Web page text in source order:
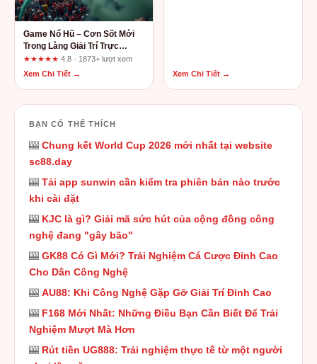
Game Nổ Hũ – Cơn Sốt Mới
Trong Làng Giải Trí Trực
Tuyến
★★★★★ 4.8 · 1873+ lượt xem
Xem Chi Tiết →
Xem Chi Tiết →
BẠN CÓ THỂ THÍCH
🎰 Chung kết World Cup 2026 mới nhất tại website
sc88.day
🎰 Tải app sunwin cần kiểm tra phiên bản nào trước
khi cài đặt
🎰 KJC là gì? Giải mã sức hút của cộng đồng công
nghệ đang "gây bão"
🎰 GK88 Có Gì Mới? Trải Nghiệm Cá Cược Đỉnh Cao
Cho Dân Công Nghệ
🎰 AU88: Khi Công Nghệ Gặp Gỡ Giải Trí Đỉnh Cao
🎰 F168 Mới Nhất: Những Điều Bạn Cần Biết Để Trải
Nghiệm Mượt Mà Hơn
🎰 Rút tiền UG888: Trải nghiệm thực tế từ một người